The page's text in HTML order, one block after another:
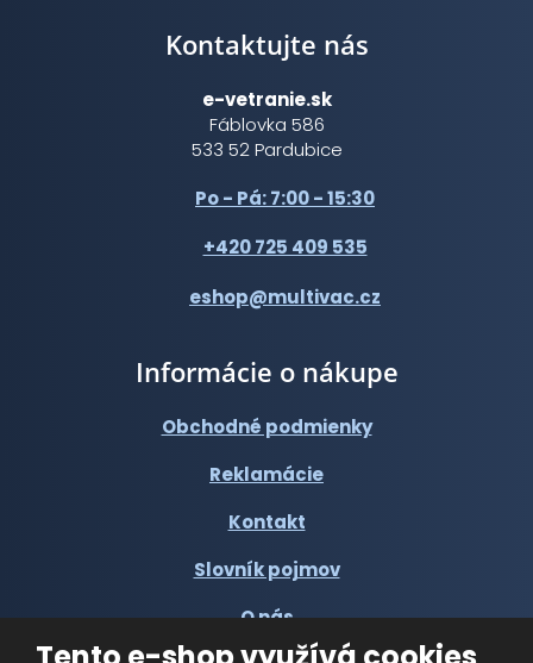
Kontaktujte nás
e-vetranie.sk
Fáblovka 586
533 52 Pardubice
Po - Pá: 7:00 - 15:30
+420 725 409 535
eshop@multivac.cz
Informácie o nákupe
Obchodné podmienky
Reklamácie
Kontakt
Slovník pojmov
O nás